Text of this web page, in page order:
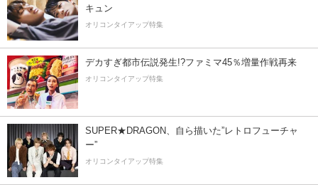
キュン
オリコンタイアップ特集
デカすぎ都市伝説発生!?ファミマ45％増量作戦再来
オリコンタイアップ特集
SUPER★DRAGON、自ら描いた”レトロフューチャ
ー”
オリコンタイアップ特集